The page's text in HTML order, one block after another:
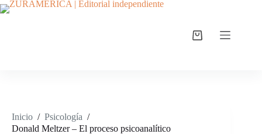
Inicio / Psicología /
Donald Meltzer – El proceso psicoanalítico